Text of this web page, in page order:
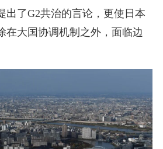
出了G2共治的言论，更使日本
在大国协调机制之外，面临边